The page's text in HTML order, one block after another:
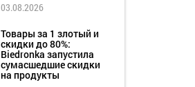
03.08.2026
Товары за 1 злотый и
скидки до 80%:
Biedronka запустила
сумасшедшие скидки
на продукты